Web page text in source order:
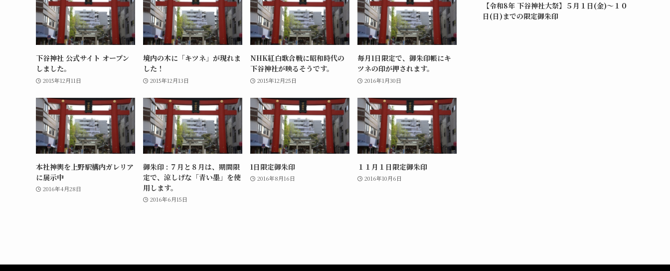
下谷神社 公式サイト オープン
しました。
2015年12月11日
境内の木に「キツネ」が現れま
した！
2015年12月13日
NHK紅白歌合戦に昭和時代の
下谷神社が映るそうです。
2015年12月25日
毎月1日限定で、御朱印帳にキ
ツネの印が押されます。
2016年1月30日
本社神輿を上野駅構内ガレリア
に展示中
2016年4月28日
御朱印 : ７月と８月は、期間限
定で、涼しげな「青い墨」を使
用します。
2016年6月15日
1日限定御朱印
2016年8月16日
１１月１日限定御朱印
2016年10月6日
【令和8年 下谷神社大祭】５月１日(金)～１０
日(日)までの限定御朱印